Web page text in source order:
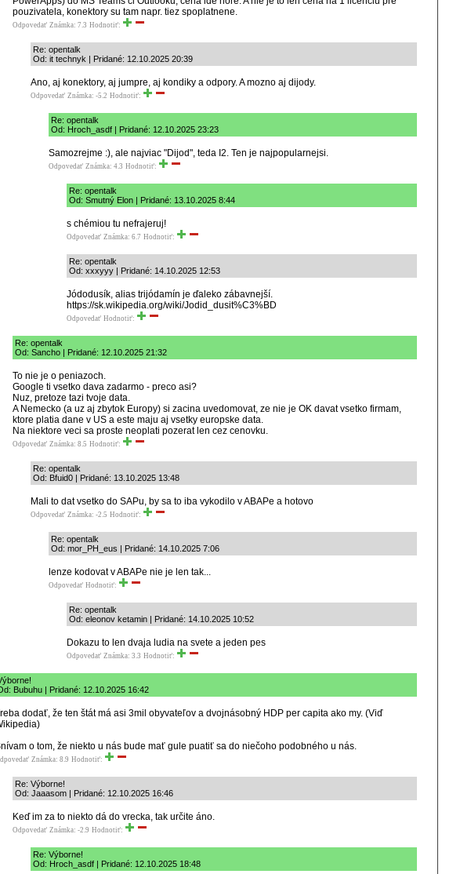
pouzivatela, konektory su tam napr. tiez spoplatnene.
Odpovedať Známka: 7.3 Hodnotiť:
Re: opentalk
Od: it technyk | Pridané: 12.10.2025 20:39
Ano, aj konektory, aj jumpre, aj kondiky a odpory. A mozno aj dijody.
Odpovedať Známka: -5.2 Hodnotiť:
Re: opentalk
Od: Hroch_asdf | Pridané: 12.10.2025 23:23
Samozrejme :), ale najviac "Dijod", teda I2. Ten je najpopularnejsi.
Odpovedať Známka: 4.3 Hodnotiť:
Re: opentalk
Od: Smutný Elon | Pridané: 13.10.2025 8:44
s chémiou tu nefrajeruj!
Odpovedať Známka: 6.7 Hodnotiť:
Re: opentalk
Od: xxxyyy | Pridané: 14.10.2025 12:53
Jódodusík, alias trijódamín je ďaleko zábavnejší.
https://sk.wikipedia.org/wiki/Jodid_dusit%C3%BD
Odpovedať Hodnotiť:
Re: opentalk
Od: Sancho | Pridané: 12.10.2025 21:32
To nie je o peniazoch.
Google ti vsetko dava zadarmo - preco asi?
Nuz, pretoze tazi tvoje data.
A Nemecko (a uz aj zbytok Europy) si zacina uvedomovat, ze nie je OK davat vsetko firmam,
ktore platia dane v US a este maju aj vsetky europske data.
Na niektore veci sa proste neoplati pozerat len cez cenovku.
Odpovedať Známka: 8.5 Hodnotiť:
Re: opentalk
Od: Bfuid0 | Pridané: 13.10.2025 13:48
Mali to dat vsetko do SAPu, by sa to iba vykodilo v ABAPe a hotovo
Odpovedať Známka: -2.5 Hodnotiť:
Re: opentalk
Od: mor_PH_eus | Pridané: 14.10.2025 7:06
lenze kodovat v ABAPe nie je len tak...
Odpovedať Hodnotiť:
Re: opentalk
Od: eleonov ketamin | Pridané: 14.10.2025 10:52
Dokazu to len dvaja ludia na svete a jeden pes
Odpovedať Známka: 3.3 Hodnotiť:
Bubuhu | Pridané: 12.10.2025 16:42
dodať, že ten štát má asi 3mil obyvateľov a dvojnásobný HDP per capita ako my. (Viď
o tom, že niekto u nás bude mať gule puatiť sa do niečoho podobného u nás.
Známka: 8.9 Hodnotiť:
Re: Výborne!
Od: Jaaasom | Pridané: 12.10.2025 16:46
Keď im za to niekto dá do vrecka, tak určite áno.
Odpovedať Známka: -2.9 Hodnotiť:
Re: Výborne!
Od: Hroch_asdf | Pridané: 12.10.2025 18:48